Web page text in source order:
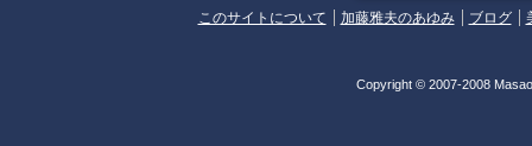
このサイトについて 加藤雅夫のあゆみ ブログ
Copyright © 2007-2008